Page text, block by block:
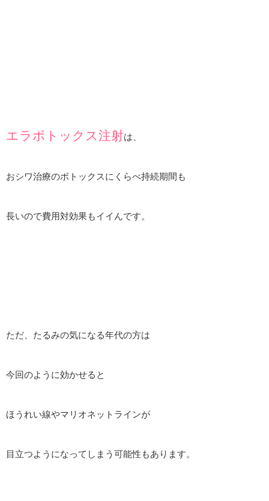
エラボトックス注射は、
おシワ治療のボトックスにくらべ持続期間も
長いので費用対効果もイイんです。
ただ、たるみの気になる年代の方は
今回のように効かせると
ほうれい線やマリオネットラインが
目立つようになってしまう可能性もあります。